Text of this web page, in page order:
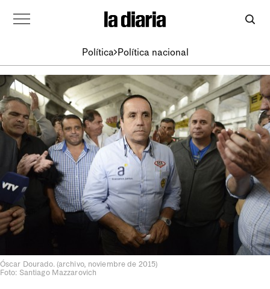
Política Política nacional
Óscar Dourado. (archivo, noviembre de 2015)
Foto: Santiago Mazzarovich